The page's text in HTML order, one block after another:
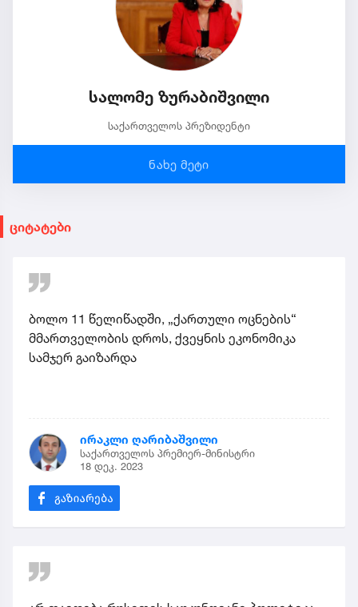
სალომე ზურაბიშვილი
საქართველოს პრეზიდენტი
ნახე მეტი
ციტატები
ბოლო 11 წელიწადში, „ქართული ოცნების“
მმართველობის დროს, ქვეყნის ეკონომიკა
სამჯერ გაიზარდა
ირაკლი ღარიბაშვილი
საქართველოს პრემიერ-მინისტრი
18 დეკ. 2023